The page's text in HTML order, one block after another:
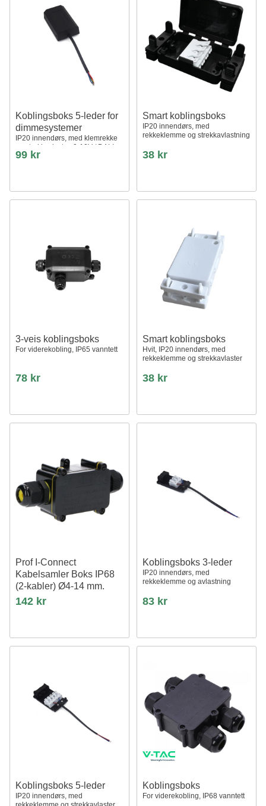
Koblingsboks 5-leder for
dimmesystemer
IP20 innendørs, med klemrekke
og strekkavlaster, 0-10V / DALI
99 kr
Smart koblingsboks
IP20 innendørs, med
rekkeklemme og strekkavlastning
38 kr
3-veis koblingsboks
For viderekobling, IP65 vanntett
78 kr
Smart koblingsboks
Hvit, IP20 innendørs, med
rekkeklemme og strekkavlaster
38 kr
Prof I-Connect
Kabelsamler Boks IP68
(2-kabler) Ø4-14 mm.
Kabel
142 kr
Koblingsboks 3-leder
IP20 innendørs, med
rekkeklemme og avlastning
83 kr
Koblingsboks 5-leder
IP20 innendørs, med
Koblingsboks
For viderekobling, IP68 vanntett